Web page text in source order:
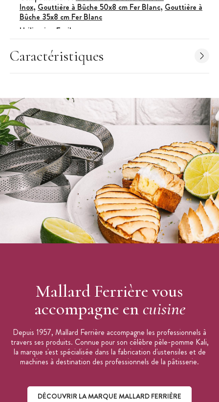
Inox, Gouttière à Bûche 50x8 cm Fer Blanc, Gouttière à
Bûche 35x8 cm Fer Blanc
Utilisation Facile
Caractéristiques Raclette à Bûche
4 Raclettes à Bûche
Largeur : 80 mm
Caractéristiques
Mallard Ferrière vous
accompagne en cuisine
Depuis 1957, Mallard Ferrière accompagne les professionnels à
travers ses produits. Connue pour son célèbre pèle-pomme Kali,
la marque s'est spécialisée dans la fabrication d'ustensiles et de
machines à destination des professionnels de la pâtisserie.
DÉCOUVRIR LA MARQUE MALLARD FERRIÈRE